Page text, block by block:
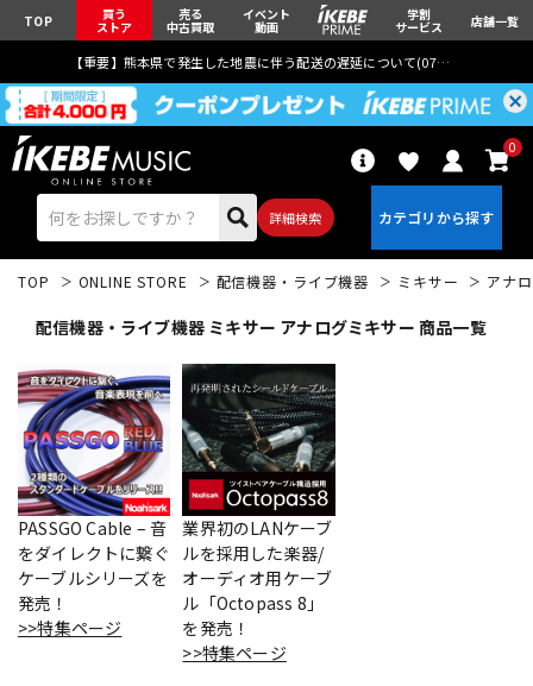
TOP 買う
ストア
売る
中古買取
イベント
動画
学割
サービス 店舗一覧
【重要】熊本県で発生した地震に伴う配送の遅延について(07月29日
詳細検索
0
エレキギター
ベース
ドラム
TOP ONLINE STORE 配信機器・ライブ機器 ミキサー アナ
配信機器・ライブ機器 ミキサー アナログミキサー 商品一覧
PASSGO Cable – 音
をダイレクトに繋ぐ
ケーブルシリーズを
発売！
>>特集ページ
業界初のLANケーブ
ルを採用した楽器/
オーディオ用ケーブ
ル「Octopass 8」
を発売！
>>特集ページ